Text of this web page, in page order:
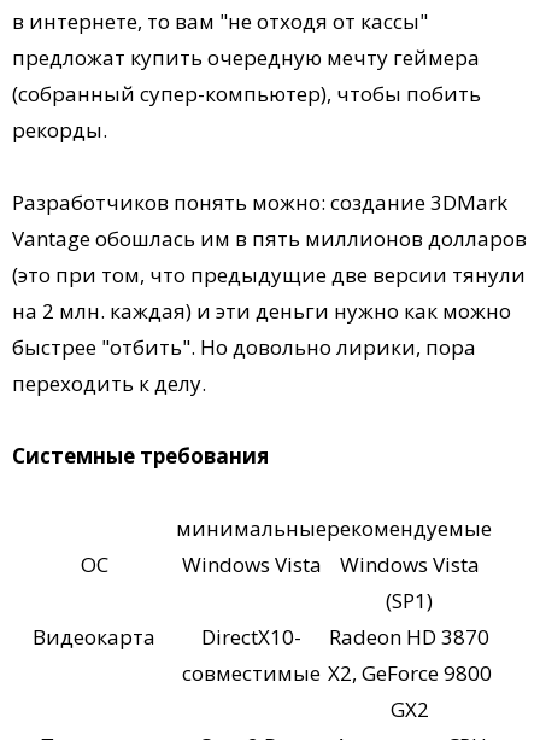
в интернете, то вам "не отходя от кассы"
предложат купить очередную мечту геймера
(собранный супер-компьютер), чтобы побить
рекорды.
Разработчиков понять можно: создание 3DMark
Vantage обошлась им в пять миллионов долларов
(это при том, что предыдущие две версии тянули
на 2 млн. каждая) и эти деньги нужно как можно
быстрее "отбить". Но довольно лирики, пора
переходить к делу.
Системные требования
минимальныерекомендуемые
ОС
Windows Vista
Windows Vista
(SP1)
Видеокарта
DirectX10-
совместимые
Radeon HD 3870
X2, GeForce 9800
GX2